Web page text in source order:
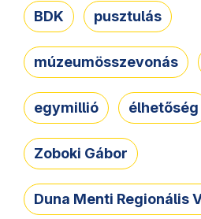
BDK pusztulás
múzeumösszevonás
egymillió élhetőség
Zoboki Gábor
Duna Menti Regionális